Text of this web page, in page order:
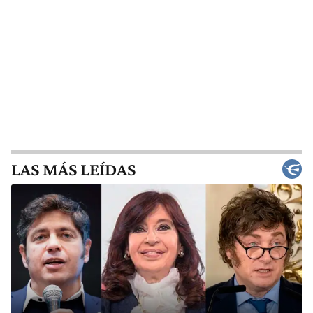
LAS MÁS LEÍDAS